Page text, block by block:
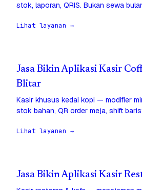
stok, laporan, QRIS. Bukan sewa
Lihat layanan →
Jasa Bikin Aplikasi Kasir
Blitar
Kasir khusus kedai kopi — modifier
stok bahan, QR order meja, shift
Lihat layanan →
Jasa Bikin Aplikasi Kasir